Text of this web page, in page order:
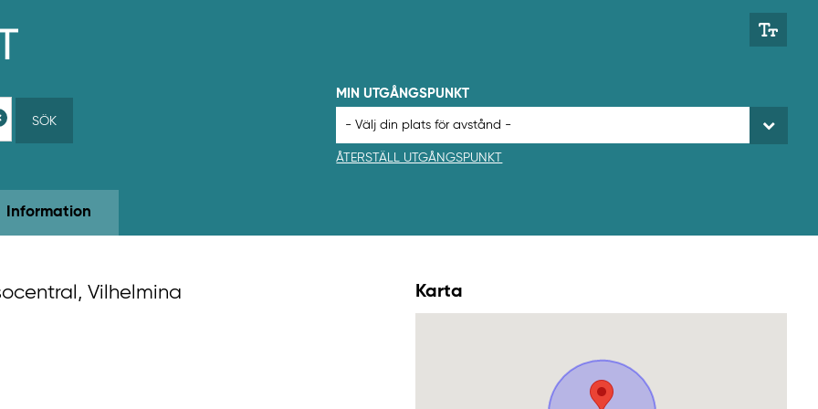
SÖK
MIN UTGÅNGSPUNKT
ÅTERSTÄLL UTGÅNGSPUNKT
Information
Vilhelmina Karta